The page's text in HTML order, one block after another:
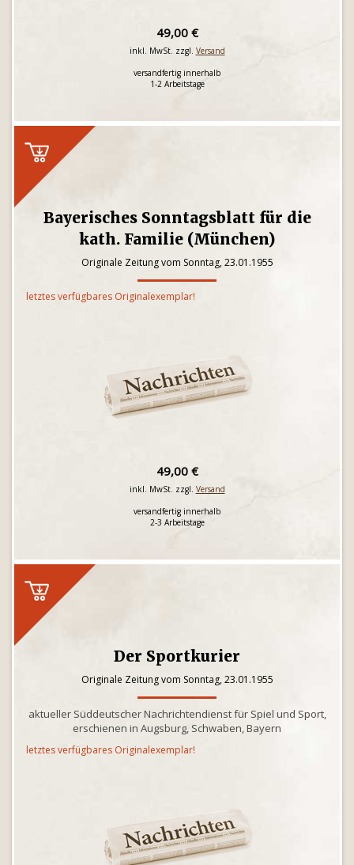
49,00 €
inkl. MwSt. zzgl. Versand
versandfertig innerhalb
1-2 Arbeitstage
Bayerisches Sonntagsblatt für die
kath. Familie (München)
Originale Zeitung vom Sonntag, 23.01.1955
letztes verfügbares Originalexemplar!
49,00 €
inkl. MwSt. zzgl. Versand
versandfertig innerhalb
2-3 Arbeitstage
Der Sportkurier
Originale Zeitung vom Sonntag, 23.01.1955
aktueller Süddeutscher Nachrichtendienst für Spiel und Sport,
erschienen in Augsburg, Schwaben, Bayern
letztes verfügbares Originalexemplar!